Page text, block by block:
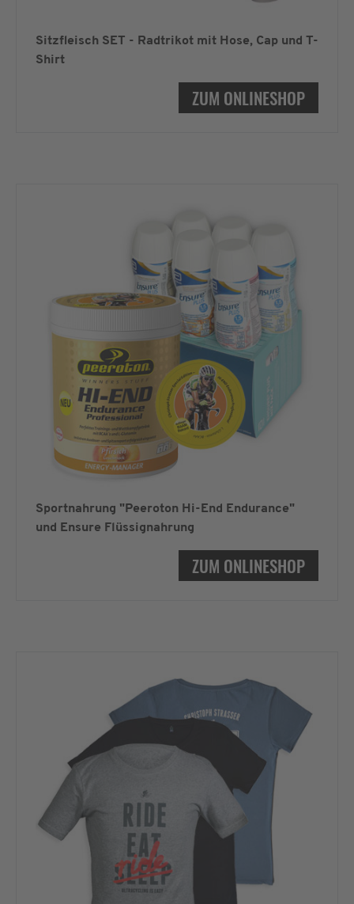
Sitzfleisch SET - Radtrikot mit Hose, Cap und T-
Shirt
ZUM ONLINESHOP
Sportnahrung "Peeroton Hi-End Endurance"
und Ensure Flüssignahrung
ZUM ONLINESHOP